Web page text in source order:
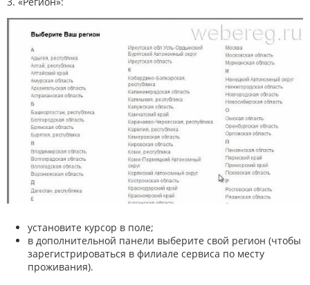
установите курсор в поле;
в дополнительной панели выберите свой регион (чтобы
зарегистрироваться в филиале сервиса по месту
проживания).